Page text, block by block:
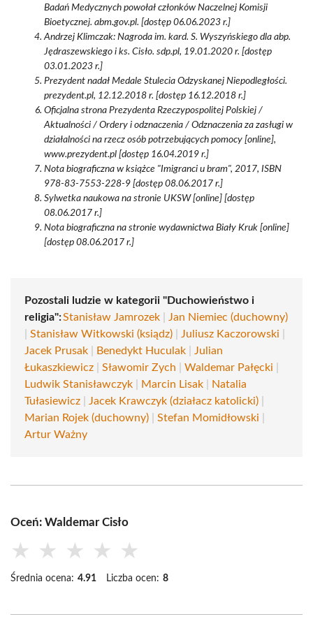
Badań Medycznych powołał członków Naczelnej Komisji
Bioetycznej. abm.gov.pl. [dostęp 06.06.2023 r.]
Andrzej Klimczak: Nagroda im. kard. S. Wyszyńskiego dla abp.
Jędraszewskiego i ks. Cisło. sdp.pl, 19.01.2020 r. [dostęp
03.01.2023 r.]
Prezydent nadał Medale Stulecia Odzyskanej Niepodległości.
prezydent.pl, 12.12.2018 r. [dostęp 16.12.2018 r.]
Oficjalna strona Prezydenta Rzeczypospolitej Polskiej /
Aktualności / Ordery i odznaczenia / Odznaczenia za zasługi w
działalności na rzecz osób potrzebujących pomocy [online],
www.prezydent.pl [dostęp 16.04.2019 r.]
Nota biograficzna w książce "Imigranci u bram", 2017, ISBN
978-83-7553-228-9 [dostęp 08.06.2017 r.]
Sylwetka naukowa na stronie UKSW [online] [dostęp
08.06.2017 r.]
Nota biograficzna na stronie wydawnictwa Biały Kruk [online]
[dostęp 08.06.2017 r.]
Pozostali ludzie w kategorii "Duchowieństwo i
religia":Stanisław Jamrozek
Jan Niemiec (duchowny)
Stanisław Witkowski (ksiądz) Juliusz Kaczorowski
Jacek Prusak
Benedykt Huculak
Julian
Łukaszkiewicz
Sławomir Zych Waldemar Pałęcki
Ludwik Stanisławczyk
Marcin Lisak
Natalia
Tułasiewicz
Jacek Krawczyk (działacz katolicki)
Marian Rojek (duchowny)
Stefan Momidłowski
Artur Ważny
Oceń: Waldemar Cisło
★ ★ ★ ★ ★
Średnia ocena: 4.91 Liczba ocen: 8